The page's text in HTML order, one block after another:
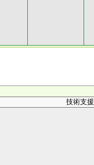
技術支援